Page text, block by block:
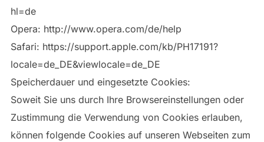
hl=de
Opera: http://www.opera.com/de/help
Safari: https://support.apple.com/kb/PH17191?
locale=de_DE&viewlocale=de_DE
Speicherdauer und eingesetzte Cookies:
Soweit Sie uns durch Ihre Browsereinstellungen oder
Zustimmung die Verwendung von Cookies erlauben,
können folgende Cookies auf unseren Webseiten zum